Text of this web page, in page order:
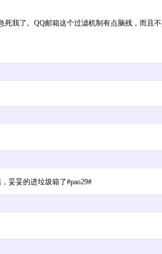
我了。QQ邮箱这个过滤机制有点脑残，而且
妥妥的进垃圾箱了#pao29#